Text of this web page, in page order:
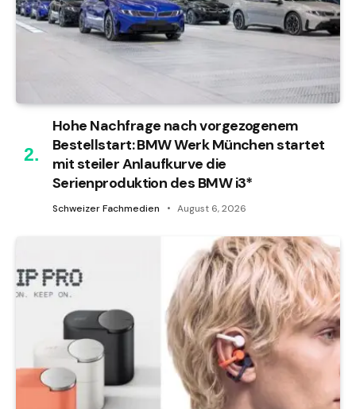
Hohe Nachfrage nach vorgezogenem
Bestellstart: BMW Werk München startet
mit steiler Anlaufkurve die
Serienproduktion des BMW i3*
Schweizer Fachmedien August 6, 2026